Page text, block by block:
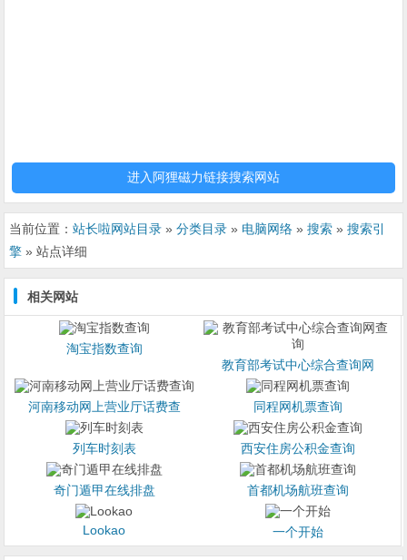
进入阿狸磁力链接搜索网站
当前位置：站长啦网站目录 »分类目录 » 电脑网络 »搜索 »搜索引
擎 » 站点详细
相关网站
淘宝指数查询
教育部考试中心综合查询网
河南移动网上营业厅话费查 同程网机票查询
列车时刻表 西安住房公积金查询
奇门遁甲在线排盘 首都机场航班查询
Lookao 一个开始